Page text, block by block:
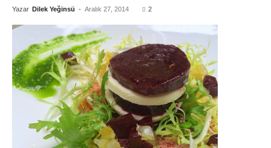
Yazar Dilek Yeğinsü - Aralık 27, 2014 2